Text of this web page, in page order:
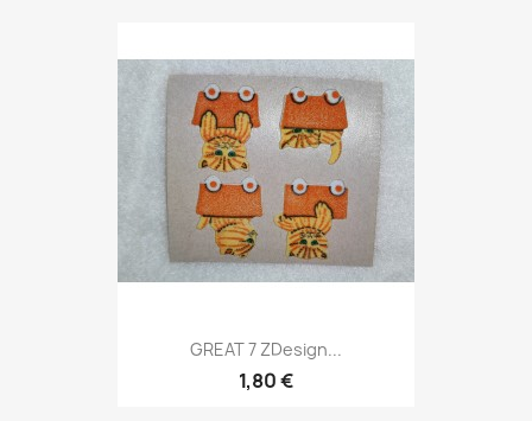
GREAT 7 ZDesign...
1,80 €